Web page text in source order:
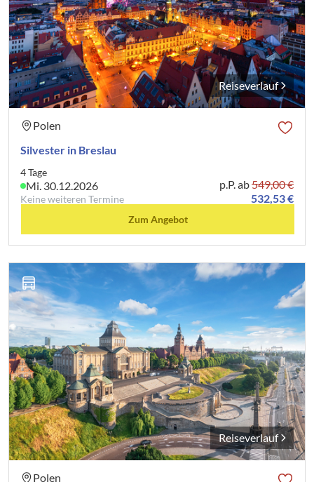
Reiseverlauf
Polen
Silvester in Breslau
4 Tage
Mi. 30.12.2026
Keine weiteren Termine
p.P. ab549,00 €
532,53 €
Zum Angebot
Reiseverlauf
Polen